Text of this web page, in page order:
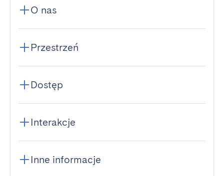
O nas
Przestrzeń
Dostęp
Interakcje
Inne informacje